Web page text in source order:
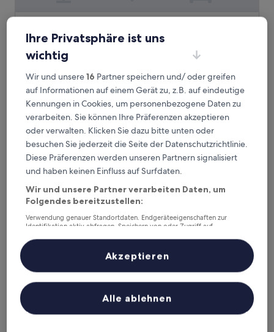
Ouest
3.0-
Unterkunft
Eysines
von
10,
Außergewöhnlich,
(585
Bewertungen)
9,4/10 Außergewöhnlich (585 Bewertungen)
Der
Preis
67 €
inkl. Steuern & Gebühren
9. Aug.–10. Aug.
Cabot Hotel Bordeaux - MGallery
Collection
Cabot Hotel Bordeaux - MGallery Collection
Cabot Hotel Bordeaux - MGallery Collection
Ihre Privatsphäre ist uns
wichtig
Wir und unsere16 Partner speichern und/ oder greifen
auf Informationen auf einem Gerät zu, z.B. auf eindeutige
Kennungen in Cookies, um personenbezogene Daten zu
verarbeiten. Sie können Ihre Präferenzen akzeptieren
oder verwalten. Klicken Sie dazu bitte unten oder
besuchen Sie jederzeit die Seite der Datenschutzrichtlinie.
Diese Präferenzen werden unseren Partnern signalisiert
und haben keinen Einfluss auf Surfdaten.
Wir und unsere Partner verarbeiten Daten, um
Folgendes bereitzustellen:
Verwendung genauer Standortdaten. Endgeräteeigenschaften zur
Identifikation aktiv abfragen. Speichern von oder Zugriff auf
Inhalte, Messung von Werbeleistung und der Performance von Inhalten,
Zielgruppenforschung sowie Entwicklung und Verbesserung von
Liste der Partner (Lieferanten)
Alle ablehnen
Akzeptieren